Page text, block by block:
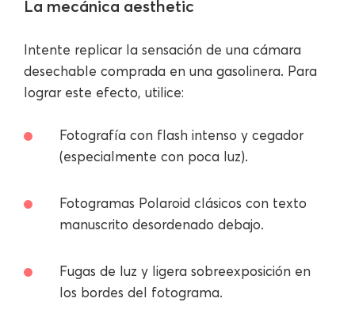
La mecánica aesthetic
Intente replicar la sensación de una cámara
desechable comprada en una gasolinera. Para
lograr este efecto, utilice:
Fotografía con flash intenso y cegador
(especialmente con poca luz).
Fotogramas Polaroid clásicos con texto
manuscrito desordenado debajo.
Fugas de luz y ligera sobreexposición en
los bordes del fotograma.